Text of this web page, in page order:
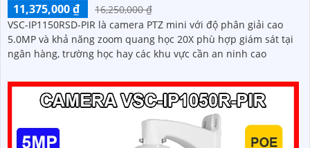
11,375,000 ₫
16,250,000 ₫
VSC-IP1150RSD-PIR là camera PTZ mini với độ phân giải cao
5.0MP và khả năng zoom quang học 20X phù hợp giám sát tại
ngân hàng, trường học hay các khu vực cần an ninh cao